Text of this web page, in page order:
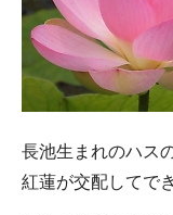
長池生まれのハス
紅蓮が交配してで